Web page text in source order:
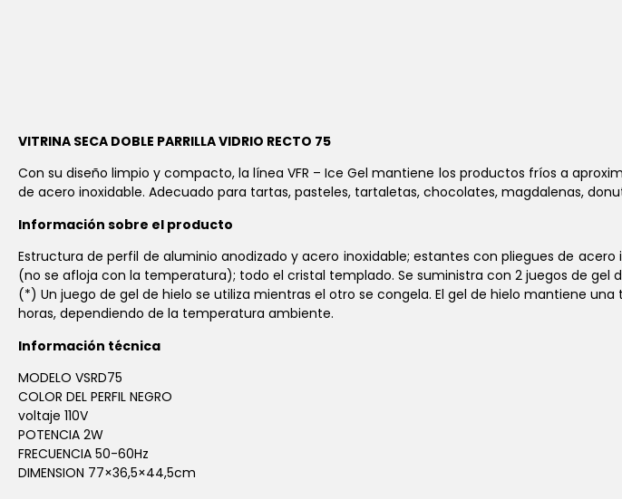
VITRINA SECA DOBLE PARRILLA VIDRIO RECTO 75
Con su diseño limpio y compacto, la línea VFR – Ice Gel mantiene los productos fríos a
de acero inoxidable. Adecuado para tartas, pasteles, tartaletas, chocolates, magdalenas,
Información sobre el producto
Estructura de perfil de aluminio anodizado y acero inoxidable; estantes con pliegues de
(no se afloja con la temperatura); todo el cristal templado. Se suministra con 2 juegos de gel
(*) Un juego de gel de hielo se utiliza mientras el otro se congela. El gel de hielo mantiene
horas, dependiendo de la temperatura ambiente.
Información técnica
MODELO VSRD75
COLOR DEL PERFIL NEGRO
voltaje 110V
POTENCIA 2W
FRECUENCIA 50-60Hz
DIMENSION 77×36,5×44,5cm